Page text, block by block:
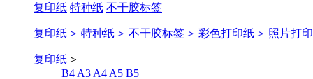
复印纸 特种纸 不干胶标签
复印纸 ＞ 特种纸 ＞ 不干胶标签 ＞ 彩色打印纸 ＞ 照片打
复印纸 ＞
B4 A3 A4 A5 B5